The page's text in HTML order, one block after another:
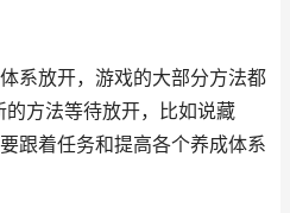
系放开，游戏的大部分方法都
方法等待放开，比如说藏
跟着任务和提高各个养成体系